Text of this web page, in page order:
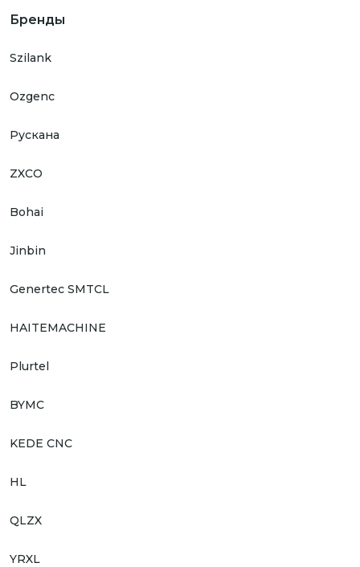
Бренды
Szilank
Ozgenc
Рускана
ZXCO
Bohai
Jinbin
Genertec SMTCL
HAITEMACHINE
Plurtel
BYMC
KEDE CNC
HL
QLZX
YRXL